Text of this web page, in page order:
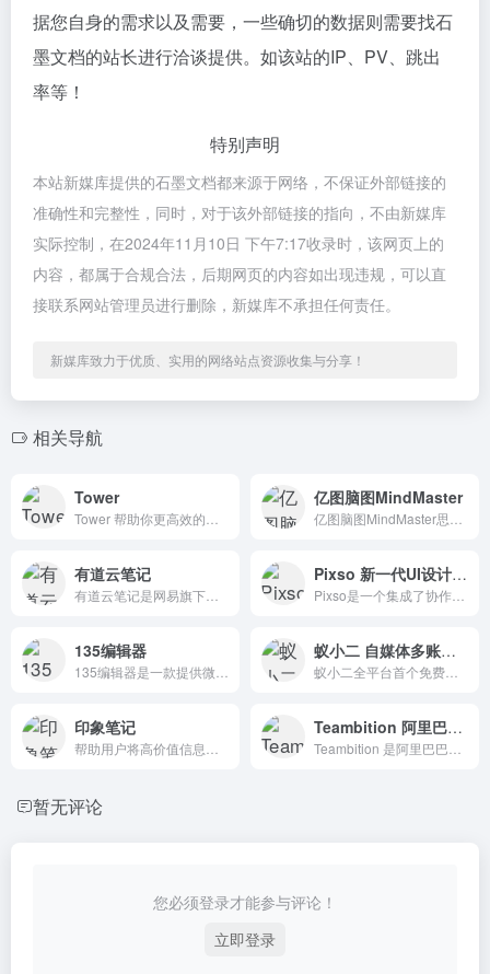
据您自身的需求以及需要，一些确切的数据则需要找石
墨文档的站长进行洽谈提供。如该站的IP、PV、跳出
率等！
特别声明
本站新媒库提供的石墨文档都来源于网络，不保证外部链接的
准确性和完整性，同时，对于该外部链接的指向，不由新媒库
实际控制，在2024年11月10日 下午7:17收录时，该网页上的
内容，都属于合规合法，后期网页的内容如出现违规，可以直
接联系网站管理员进行删除，新媒库不承担任何责任。
新媒库致力于优质、实用的网络站点资源收集与分享！
相关导航
Tower 亿图脑图MindMaster
有道云笔记 Pixso 新一代UI设计工具
135编辑器 蚁小二 自媒体多账号管理工具
印象笔记 Teambition 阿里巴巴旗下团队协作工具
暂无评论
您必须登录才能参与评论！
立即登录